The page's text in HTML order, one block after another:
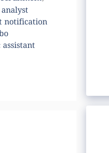
notification
assistant